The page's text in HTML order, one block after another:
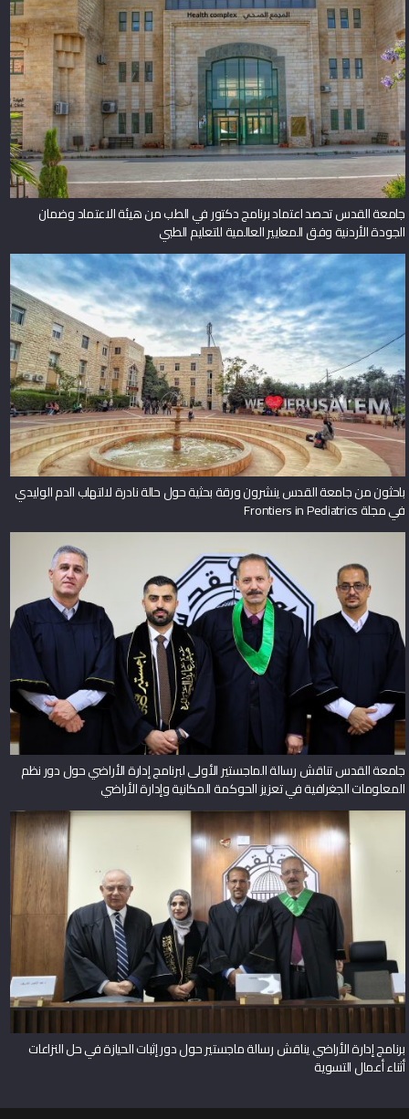
جامعة القدس تحصد اعتماد برنامج دكتور في الطب من هيئة الاعتماد وضمان
الجودة الأردنية وفق المعايير العالمية للتعليم الطبي
باحثون من جامعة القدس ينشرون ورقة بحثية حول حالة نادرة لالتهاب الدم الوليدي
في مجلة Frontiers in Pediatrics
جامعة القدس تناقش رسالة الماجستير الأولى لبرنامج إدارة الأراضي حول دور نظم
المعلومات الجغرافية في تعزيز الحوكمة المكانية وإدارة الأراضي
برنامج إدارة الأراضي يناقش رسالة ماجستير حول دور إثبات الحيازة في حل النزاعات
أثناء أعمال التسوية